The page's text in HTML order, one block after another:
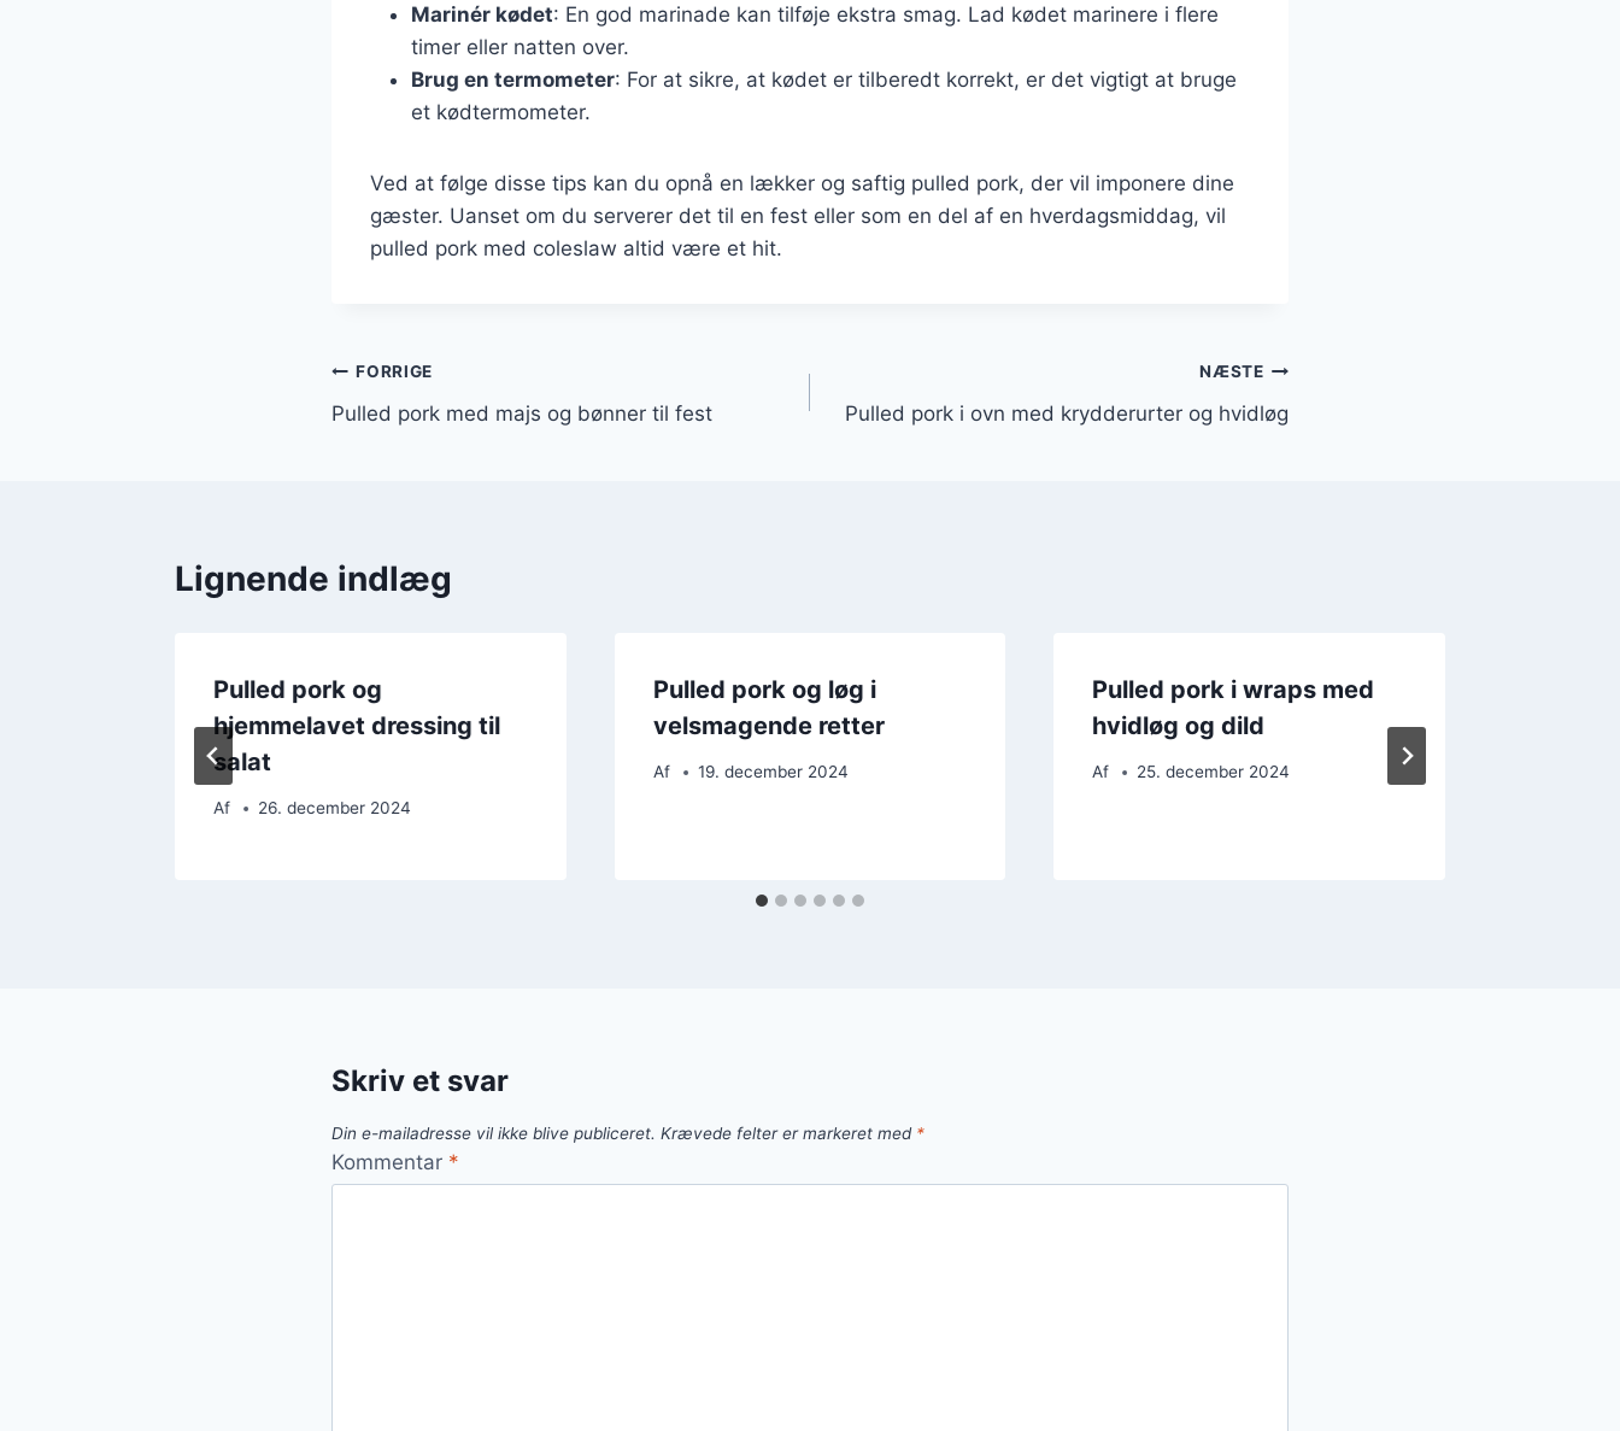
Marinér kødet: En god marinade kan tilføje ekstra smag. Lad kødet marinere i flere
timer eller natten over.
Brug en termometer: For at sikre, at kødet er tilberedt korrekt, er det vigtigt at bruge
et kødtermometer.
Ved at følge disse tips kan du opnå en lækker og saftig pulled pork, der vil imponere dine
gæster. Uanset om du serverer det til en fest eller som en del af en hverdagsmiddag, vil
pulled pork med coleslaw altid være et hit.
Indlægsnavigation
FORRIGE
Pulled pork med majs og bønner til fest
NÆSTE
Pulled pork i ovn med krydderurter og hvidløg
Lignende indlæg
Pulled pork og
hjemmelavet dressing til
salat
Af 26. december 2024
Pulled pork og løg i
velsmagende retter
Af 19. december 2024
Pulled pork i wraps med
hvidløg og dild
Af 25. december 2024
Skriv et svar
Din e-mailadresse vil ikke blive publiceret. Krævede felter er markeret med *
Kommentar *